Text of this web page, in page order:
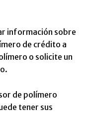
información sobre
de crédito a
o solicite un
de polímero
tener sus